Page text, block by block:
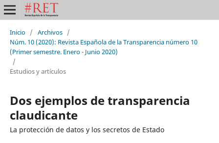
Inicio / Archivos /
Núm. 10 (2020): Revista Española de la Transparencia número 10
(Primer semestre. Enero - Junio 2020)
/
Estudios y artículos
Dos ejemplos de transparencia
claudicante
La protección de datos y los secretos de Estado